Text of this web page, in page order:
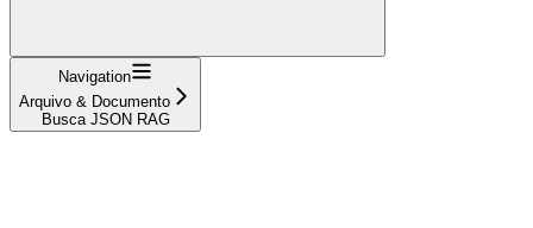
Navigation
Arquivo & Documento
Busca JSON RAG